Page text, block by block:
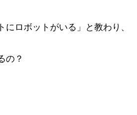
ロボットがいる」と教わり、
の？